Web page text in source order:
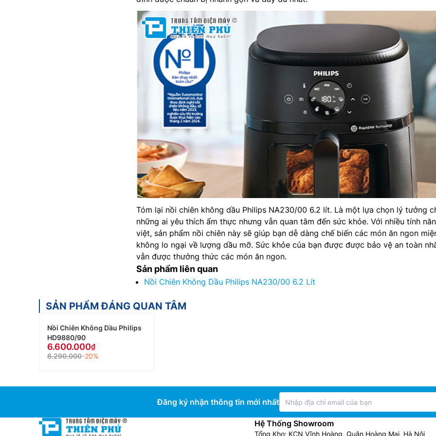
Tóm lại nồi chiên không dầu Philips NA230/00 6.2 lít. Là một lựa chọn lý tưởng
những ai yêu thích ẩm thực nhưng vẫn quan tâm đến sức khỏe. Với nhiều tính
việt, sản phẩm nồi chiên này sẽ giúp bạn dễ dàng chế biến các món ăn ngon
không lo ngại về lượng dầu mỡ. Sức khỏe của bạn được được bảo vệ an toàn
vẫn được thưởng thức các món ăn ngon.
Sản phẩm liên quan
Nồi Chiên Không Dầu Philips NA230/00 6.2 Lít
SẢN PHẨM ĐÁNG QUAN TÂM
Nồi Chiên Không Dầu Philips
HD9880/90
6.600.000
8.290.000-20%
Đăng ký nhận thông tin mới nhất
Hệ Thống Showroom
Tổng Kho: KCN Vĩnh Hoàng, Quận Hoàng Mai, Hà Nội